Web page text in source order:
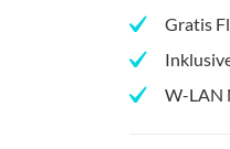
Gratis
W-LAN